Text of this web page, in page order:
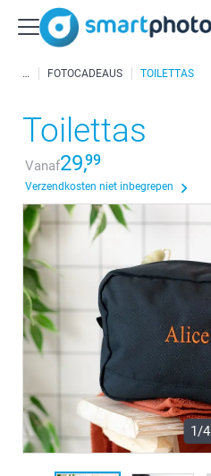
FOTOCADEAUS TOILETTAS
Toilettas
Vanaf29,99
Verzendkosten niet inbegrepen
1/4